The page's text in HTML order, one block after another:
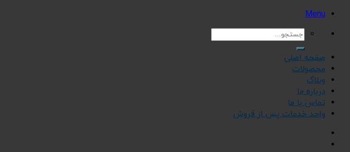
Menu
جستجو
برای:
صفحه اصلی
محصولات
وبلاگ
درباره ما
تماس با ما
واحد خدمات پس از فروش